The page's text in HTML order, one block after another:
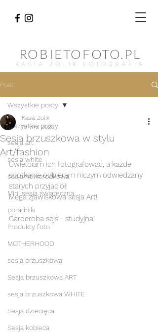
ROBIETOFOTO.PL
KASIA ŻOLIK FOTOGRAFIA
Post
Wszystkie posty
sesja art
sesja white
sesja noworodkowa
Mini sesja świąteczna
poradniki
Produkty foto
MOTHERHOOD
sesja brzuszkowa
Sesja brzuszkowa ART
sesja brzuszkowa WHITE
Sesja dziecięca
Sesja kobieca
Wszystkie posty
Sesja brzuszkowa w stylu
Art/fashion
Kasia Żolik
19 wrz 2022
Uwielbiam ich fotografować, a każde
spotkanie odbieram niczym odwiedzany
starych przyjaciół!
Mega zjawiskowa sesja Art!
Garderoba sejsi- studyjna!